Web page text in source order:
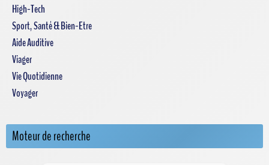
High-Tech
Sport, Santé & Bien-Etre
Aide Auditive
Viager
Vie Quotidienne
Voyager
Moteur de recherche